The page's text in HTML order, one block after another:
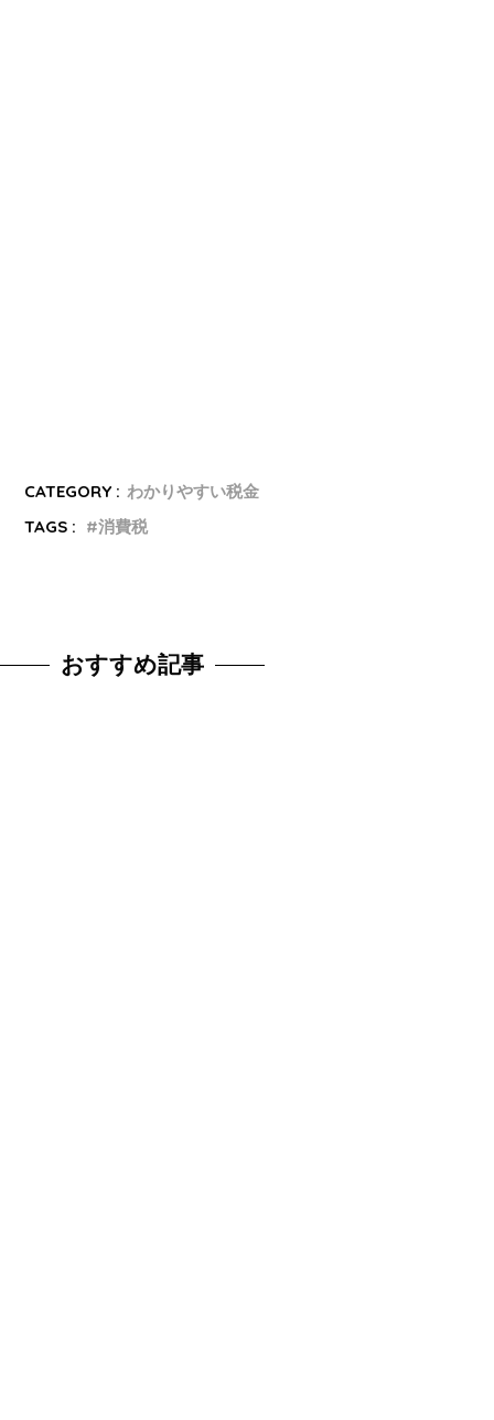
CATEGORY : わかりやすい税金
TAGS :
消費税
おすすめ記事